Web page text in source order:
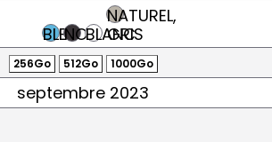
BLEUNOIRBLANC
NATUREL,
GRIS
256Go 512Go 1000Go
septembre 2023